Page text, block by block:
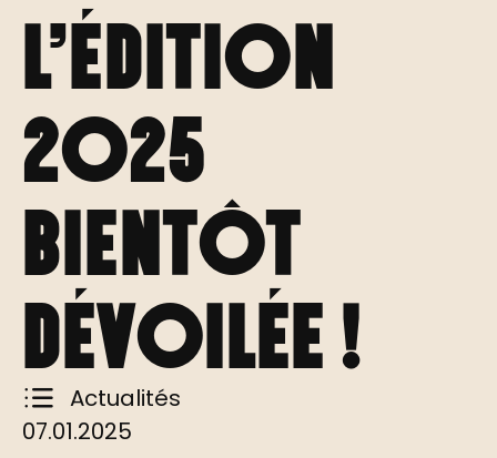
L’édition
2025
bientôt
dévoilée !
Actualités
07.01.2025